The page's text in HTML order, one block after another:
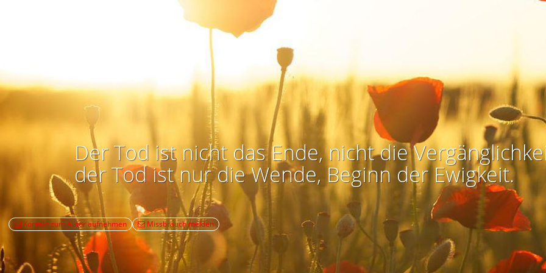
Der Tod ist nicht das Ende, nicht die
der Tod ist nur die Wende, Beginn der Ewigkeit.
Kontakt zum Autor aufnehmen Missbrauch melden